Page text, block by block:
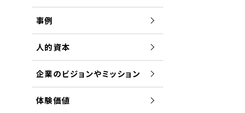
事例
人的資本
企業のビジョンやミッション
体験価値